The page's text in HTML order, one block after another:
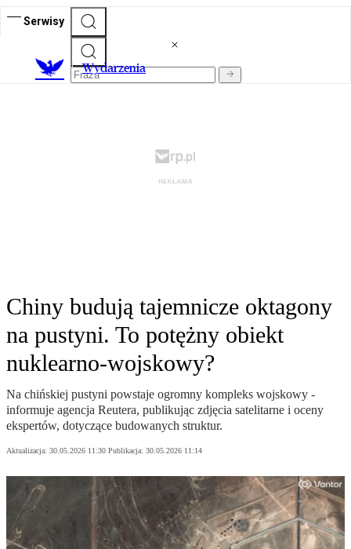
Serwisy
Wydarzenia
Chiny budują tajemnicze oktagony
na pustyni. To potężny obiekt
nuklearno-wojskowy?
Na chińskiej pustyni powstaje ogromny kompleks wojskowy -
informuje agencja Reutera, publikując zdjęcia satelitarne i oceny
ekspertów, dotyczące budowanych struktur.
Aktualizacja: 30.05.2026 11:30 Publikacja: 30.05.2026 11:14